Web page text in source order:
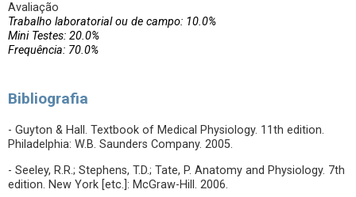
Avaliação
Trabalho laboratorial ou de campo: 10.0%
Mini Testes: 20.0%
Frequência: 70.0%
Bibliografia
- Guyton & Hall. Textbook of Medical Physiology. 11th edition.
Philadelphia: W.B. Saunders Company. 2005.
- Seeley, R.R.; Stephens, T.D.; Tate, P. Anatomy and Physiology. 7th
edition. New York [etc.]: McGraw-Hill. 2006.